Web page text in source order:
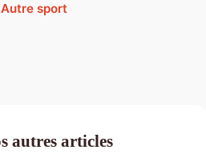
sport
autres articles